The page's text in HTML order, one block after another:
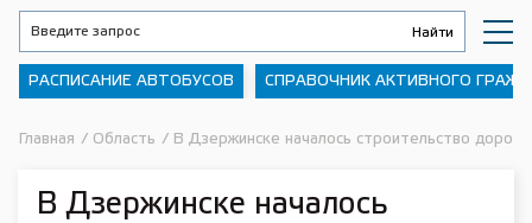
РАСПИСАНИЕ АВТОБУСОВ СПРАВОЧНИК АКТИВНОГО
Главная / Область / В Дзержинске началось строительство
В Дзержинске началось